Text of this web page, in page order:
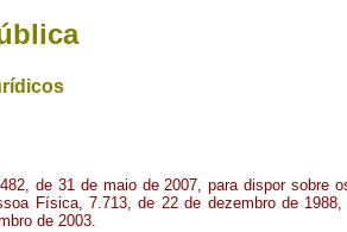
de 31 de maio de 2007, para dispor sobre
Física, 7.713, de 22 de dezembro de
de 2003.